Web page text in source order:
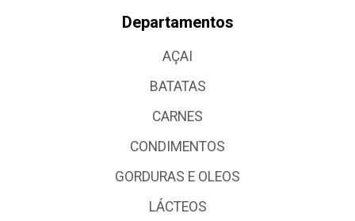
Departamentos
AÇAI
BATATAS
CARNES
CONDIMENTOS
GORDURAS E OLEOS
LÁCTEOS